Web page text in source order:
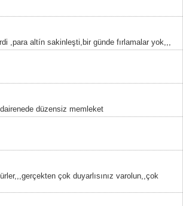
,para altín sakinleşti,bir günde fırlamalar yok,,,
düzensiz memleket
çok duyarlısınız varolun,,çok